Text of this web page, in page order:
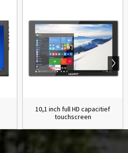
10,1 inch full HD capacitief
touchscreen